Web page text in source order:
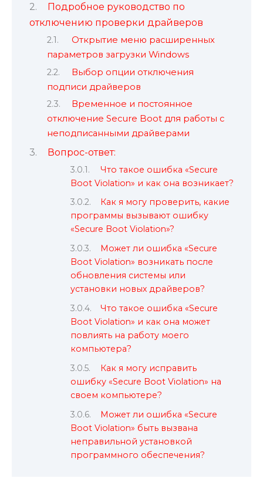
Подробное руководство по
отключению проверки драйверов
Открытие меню расширенных
параметров загрузки Windows
Выбор опции отключения
подписи драйверов
Временное и постоянное
отключение Secure Boot для работы с
неподписанными драйверами
Вопрос-ответ:
Что такое ошибка «Secure
Boot Violation» и как она возникает?
Как я могу проверить, какие
программы вызывают ошибку
«Secure Boot Violation»?
Может ли ошибка «Secure
Boot Violation» возникать после
обновления системы или
установки новых драйверов?
Что такое ошибка «Secure
Boot Violation» и как она может
повлиять на работу моего
компьютера?
Как я могу исправить
ошибку «Secure Boot Violation» на
своем компьютере?
Может ли ошибка «Secure
Boot Violation» быть вызвана
неправильной установкой
программного обеспечения?